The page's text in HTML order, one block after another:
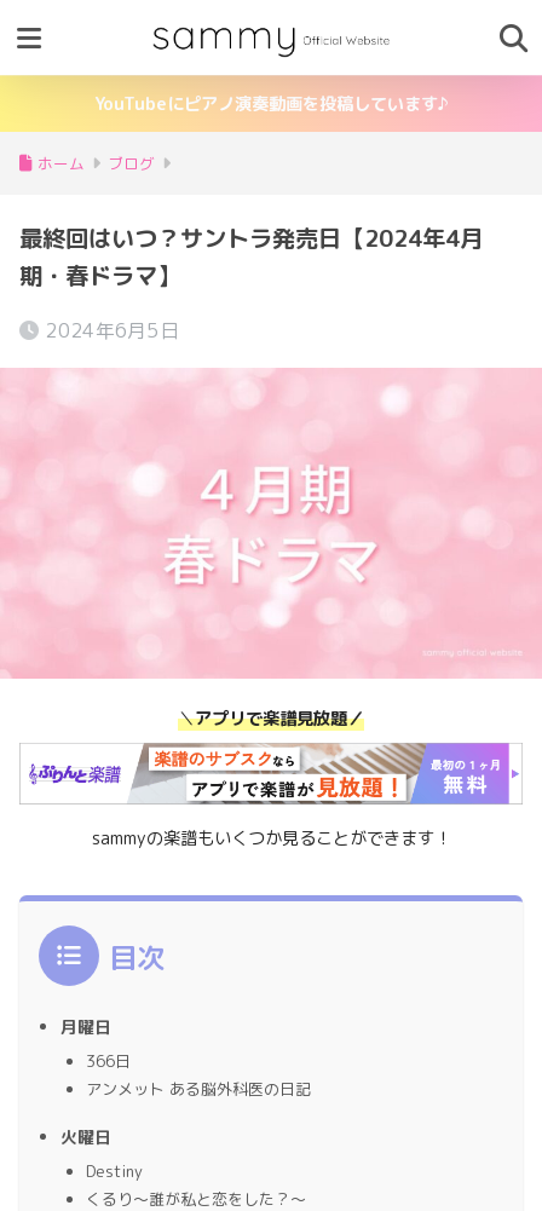
YouTubeにピアノ演奏動画を投稿しています♪
ホーム ブログ
最終回はいつ？サントラ発売日【2024年4月
期・春ドラマ】
2024年6月5日
＼アプリで楽譜見放題／
sammyの楽譜もいくつか見ることができます！
目次
月曜日
366日
アンメット ある脳外科医の日記
火曜日
Destiny
くるり〜誰が私と恋をした？〜